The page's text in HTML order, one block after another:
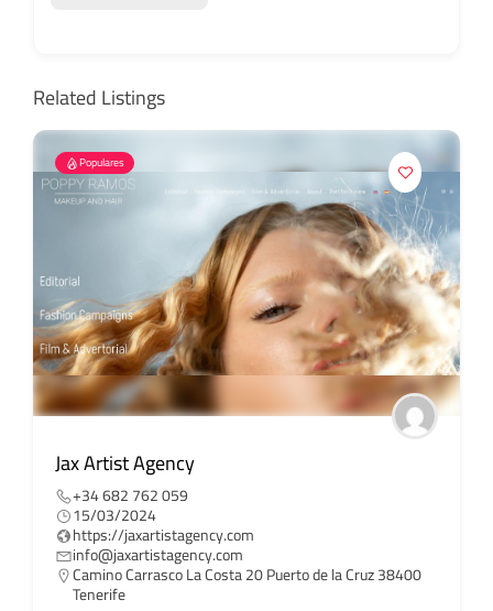
Related Listings
Populares
Jax Artist Agency
+34 682 762 059
15/03/2024
https://jaxartistagency.com
info@jaxartistagency.com
Camino Carrasco La Costa 20 Puerto de la Cruz 38400
Tenerife